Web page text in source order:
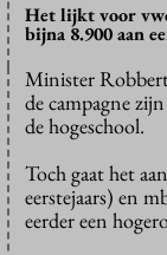
Het lijkt voor
bijna 8.900 aan
Minister
de campagne
de hogeschool.
Toch gaat het
eerstejaars) en
eerder een